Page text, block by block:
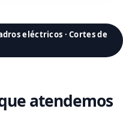
eléctricos · Cortes de
atendemos